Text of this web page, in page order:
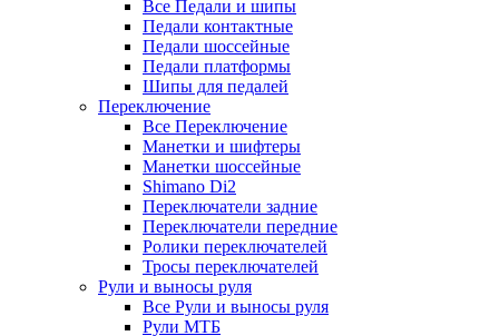
Все Педали и шипы
Педали контактные
Педали шоссейные
Педали платформы
Шипы для педалей
Переключение
Все Переключение
Манетки и шифтеры
Манетки шоссейные
Shimano Di2
Переключатели задние
Переключатели передние
Ролики переключателей
Тросы переключателей
Рули и выносы руля
Все Рули и выносы руля
Рули МТБ